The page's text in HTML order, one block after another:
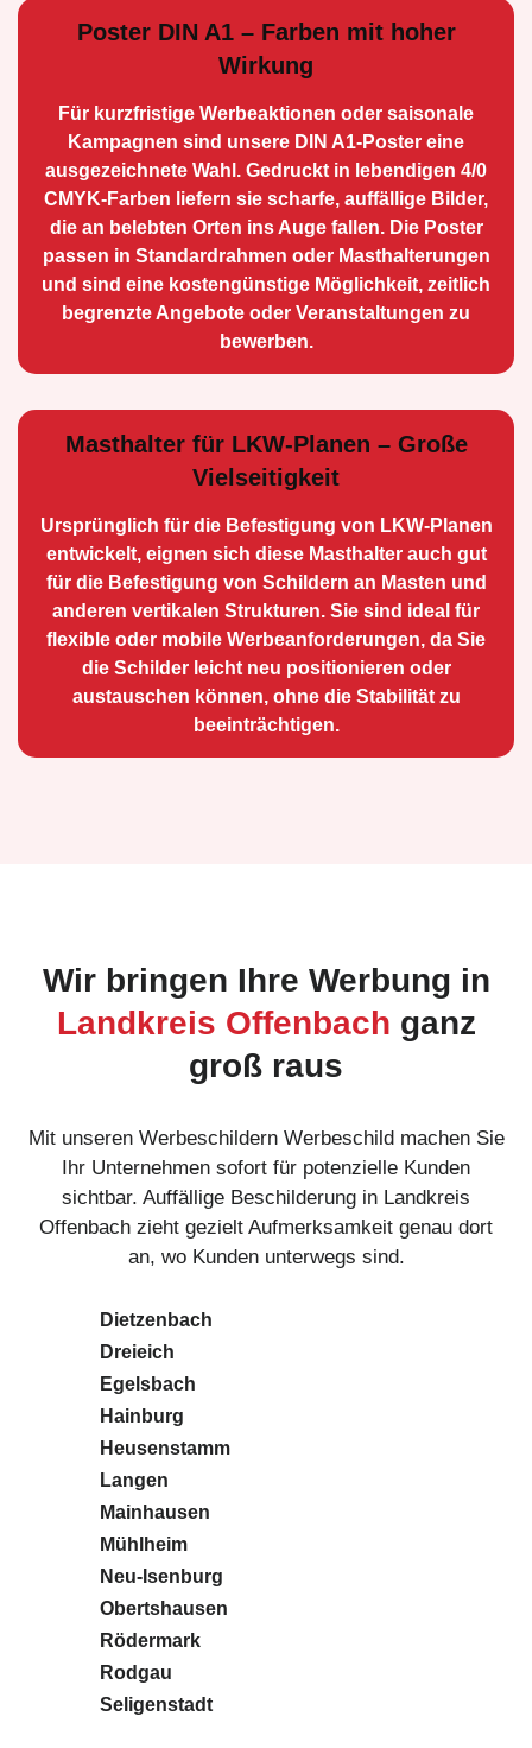
Poster DIN A1 – Farben mit hoher
Wirkung
Für kurzfristige Werbe­aktionen oder saisonale
Kampagnen sind unsere DIN A1-Poster eine
ausge­zeichnete Wahl. Gedruckt in lebendigen 4/0
CMYK-Farben liefern sie scharfe, auffällige Bilder,
die an belebten Orten ins Auge fallen. Die Poster
passen in Standardrahmen oder Masthalterungen
und sind eine kostengünstige Möglichkeit, zeitlich
begrenzte Angebote oder Veranstaltungen zu
bewerben.
Masthalter für LKW-Planen – Große
Vielseitigkeit
Ursprünglich für die Be­festigung von LKW-Planen
entwickelt, eignen sich diese Masthalter auch gut
für die Befestigung von Schildern an Masten und
anderen vertikalen Strukturen. Sie sind ideal für
flexible oder mobile Werbean­forderungen, da Sie
die Schilder leicht neu positio­nieren oder
austauschen können, ohne die Stabilität zu
beeinträchtigen.
Wir bringen Ihre Werbung in
Landkreis Offenbach ganz
groß raus
Mit unseren Werbeschildern Werbeschild machen Sie
Ihr Unternehmen sofort für potenzielle Kunden
sichtbar. Auffällige Beschilderung in Landkreis
Offenbach zieht gezielt Aufmerksamkeit genau dort
an, wo Kunden unterwegs sind.
Dietzenbach
Dreieich
Egelsbach
Hainburg
Heusenstamm
Langen
Mainhausen
Mühlheim
Neu-Isenburg
Obertshausen
Rödermark
Rodgau
Seligenstadt